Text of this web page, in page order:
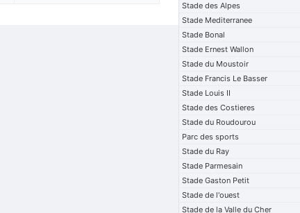
Stade des Alpes
Stade Mediterranee
Stade Bonal
Stade Ernest Wallon
Stade du Moustoir
Stade Francis Le Basser
Stade Louis II
Stade des Costieres
Stade du Roudourou
Parc des sports
Stade du Ray
Stade Parmesain
Stade Gaston Petit
Stade de l'ouest
Stade de la Valle du Cher